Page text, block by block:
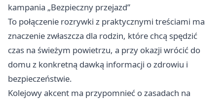
kampania „Bezpieczny przejazd”
To połączenie rozrywki z praktycznymi treściami ma
znaczenie zwłaszcza dla rodzin, które chcą spędzić
czas na świeżym powietrzu, a przy okazji wrócić do
domu z konkretną dawką informacji o zdrowiu i
bezpieczeństwie.
Kolejowy akcent ma przypomnieć o zasadach na